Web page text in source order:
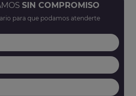
SIN COMPROMISO
para que podamos atenderte